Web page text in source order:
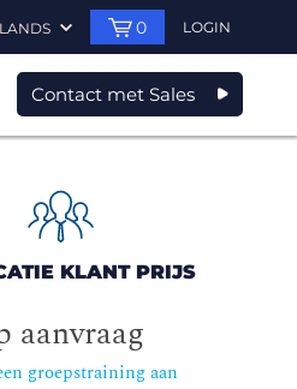
0 LOGIN
Contact met Sales
KLANT PRIJS
aanvraag
groepstraining aan